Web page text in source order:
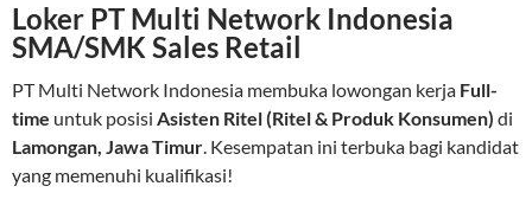
Loker PT Multi Network Indonesia
SMA/SMK Sales Retail
PT Multi Network Indonesia membuka lowongan kerja Full-
time untuk posisi Asisten Ritel (Ritel & Produk Konsumen) di
Lamongan, Jawa Timur. Kesempatan ini terbuka bagi kandidat
yang memenuhi kualifikasi!